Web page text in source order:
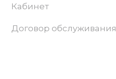
Кабинет
Договор обслуживания